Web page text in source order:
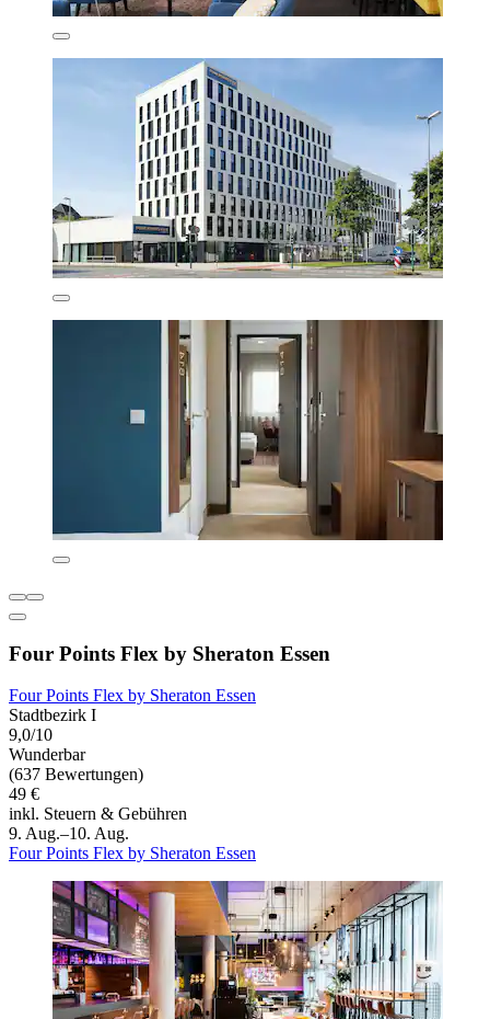
Four Points Flex by Sheraton Essen
Four Points Flex by Sheraton Essen
Stadtbezirk I
9,0/10
Wunderbar
(637 Bewertungen)
49 €
inkl. Steuern & Gebühren
9. Aug.–10. Aug.
Four Points Flex by Sheraton Essen